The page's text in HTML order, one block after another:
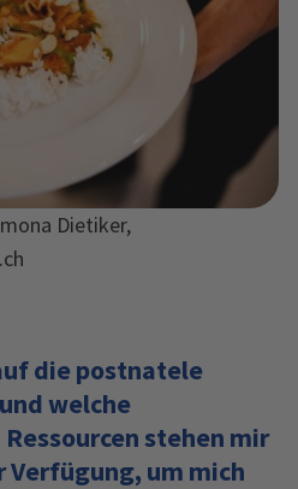
Dietiker,
die postnatele
welche
stehen mir
Verfügung, um mich